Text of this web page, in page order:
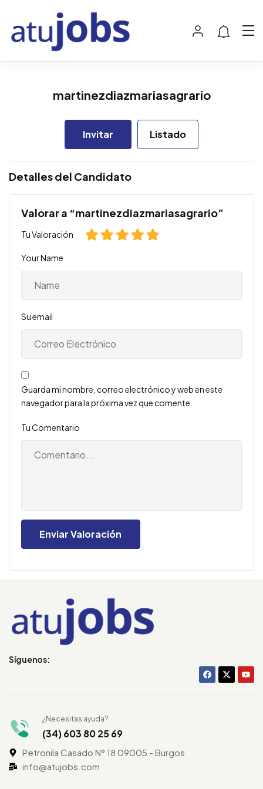
martinezdiazmariasagrario
Invitar Listado
Detalles del Candidato
Valorar a “martinezdiazmariasagrario”
Tu Valoración
Your Name
Su email
Guarda mi nombre, correo electrónico y web en este
navegador para la próxima vez que comente.
Tu Comentario
Síguenos:
¿Necesitas ayuda?
(34) 603 80 25 69
Petronila Casado N° 18 09005 - Burgos
info@atujobs.com